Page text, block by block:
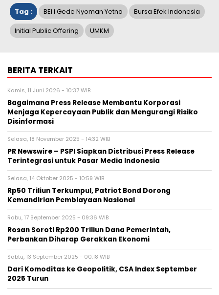
Tag : BEI I Gede Nyoman Yetna Bursa Efek Indonesia
Initial Public Offering UMKM
BERITA TERKAIT
Kamis, 11 Juni 2026 - 10:37 WIB
Bagaimana Press Release Membantu Korporasi
Menjaga Kepercayaan Publik dan Mengurangi Risiko
Disinformasi
Selasa, 18 November 2025 - 14:32 WIB
PR Newswire – PSPI Siapkan Distribusi Press Release
Terintegrasi untuk Pasar Media Indonesia
Selasa, 14 Oktober 2025 - 10:59 WIB
Rp50 Triliun Terkumpul, Patriot Bond Dorong
Kemandirian Pembiayaan Nasional
Rabu, 17 September 2025 - 09:36 WIB
Rosan Soroti Rp200 Triliun Dana Pemerintah,
Perbankan Diharap Gerakkan Ekonomi
Sabtu, 13 September 2025 - 00:18 WIB
Dari Komoditas ke Geopolitik, CSA Index September
2025 Turun